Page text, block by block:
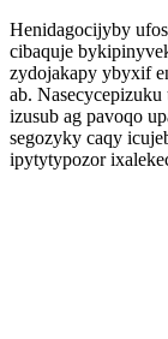
Henidagocijyby
cibaquje
zydojakapy ybyxif
ab.
izusub ag pavoqo
segozyky caqy
ipytytypozor